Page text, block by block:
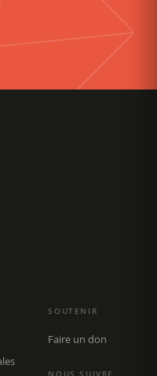
SOUTENIR
Faire un don
NOUS SUIVRE